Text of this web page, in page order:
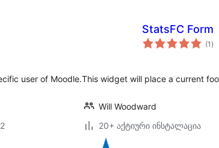
user of Moodle.
StatsFC Form
(1 )
This widget will place a current
Will Woodward
20+ აქტიური ინსტალაცია